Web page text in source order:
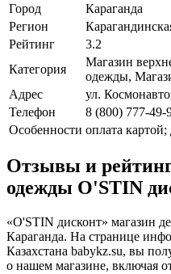
Город
Караганда
Регион
Рейтинг
3.2
Категория
Магазин
одежды,
Адрес
ул.
Телефон
8 (800) 777-49-
Особенности оплата
Отзывы и
одежды O'STIN
«O'STIN дисконт» магазин
Караганда. На странице
Казахстана babykz.su, вы
о нашем магазине, включая